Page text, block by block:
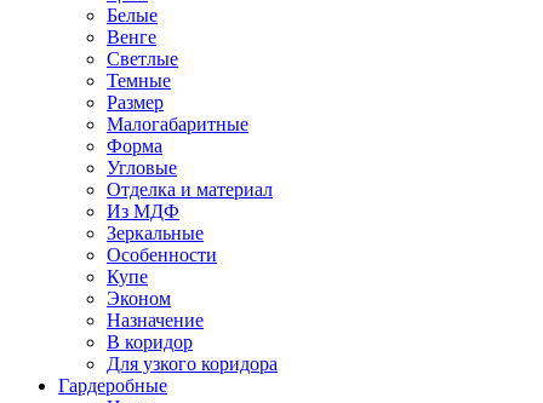
Белые
Венге
Светлые
Темные
Размер
Малогабаритные
Форма
Угловые
Отделка и материал
Из МДФ
Зеркальные
Особенности
Купе
Эконом
Назначение
В коридор
Для узкого коридора
Гардеробные